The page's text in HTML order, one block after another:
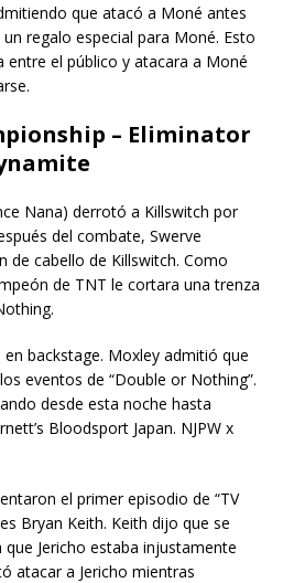
que atacó a Moné antes
regalo especial para Moné. Esto
entre el público y atacara a Moné
– Eliminator
Nana) derrotó a Killswitch por
del combate, Swerve
de cabello de Killswitch. Como
de TNT le cortara una trenza
backstage. Moxley admitió que
eventos de “Double or Nothing”.
desde esta noche hasta
Bloodsport Japan. NJPW x
el primer episodio de “TV
Bryan Keith. Keith dijo que se
Jericho estaba injustamente
atacar a Jericho mientras